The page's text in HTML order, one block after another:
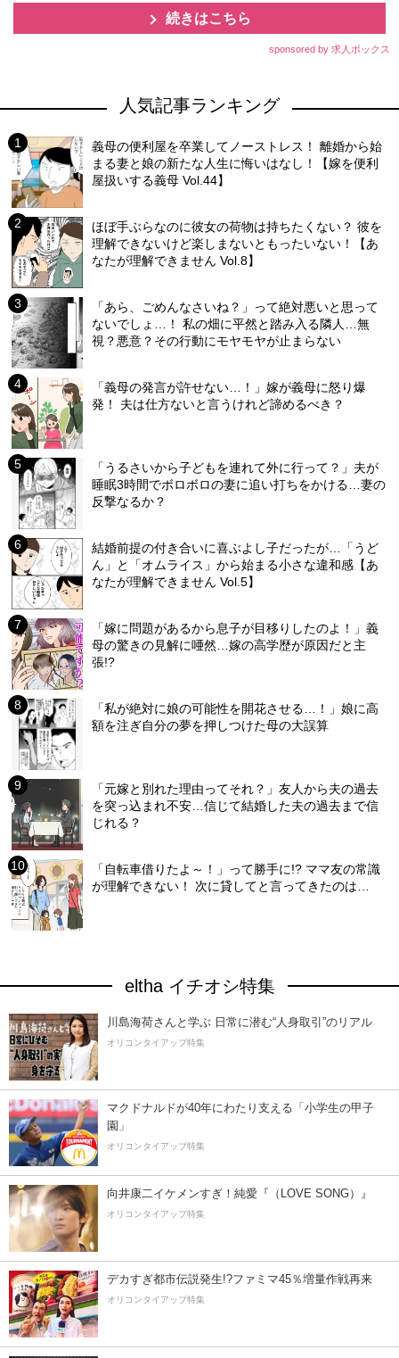
続きはこちら
sponsored by 求人ボックス
人気記事ランキング
義母の便利屋を卒業してノーストレス！ 離婚から始
まる妻と娘の新たな人生に悔いはなし！【嫁を便利
屋扱いする義母 Vol.44】
ほぼ手ぶらなのに彼女の荷物は持ちたくない？ 彼を
理解できないけど楽しまないともったいない！【あ
なたが理解できません Vol.8】
「あら、ごめんなさいね？」って絶対悪いと思って
ないでしょ…！ 私の畑に平然と踏み入る隣人…無
視？悪意？その行動にモヤモヤが止まらない
「義母の発言が許せない…！」嫁が義母に怒り爆
発！ 夫は仕方ないと言うけれど諦めるべき？
「うるさいから子どもを連れて外に行って？」夫が
睡眠3時間でボロボロの妻に追い打ちをかける…妻の
反撃なるか？
結婚前提の付き合いに喜ぶよし子だったが…「うど
ん」と「オムライス」から始まる小さな違和感【あ
なたが理解できません Vol.5】
「嫁に問題があるから息子が目移りしたのよ！」義
母の驚きの見解に唖然…嫁の高学歴が原因だと主
張!?
「私が絶対に娘の可能性を開花させる…！」娘に高
額を注ぎ自分の夢を押しつけた母の大誤算
「元嫁と別れた理由ってそれ？」友人から夫の過去
を突っ込まれ不安…信じて結婚した夫の過去まで信
じれる？
「自転車借りたよ～！」って勝手に!? ママ友の常識
が理解できない！ 次に貸してと言ってきたのは…
eltha イチオシ特集
川島海荷さんと学ぶ 日常に潜む“人身取引”のリアル
オリコンタイアップ特集
マクドナルドが40年にわたり支える「小学生の甲子
園」
オリコンタイアップ特集
向井康二イケメンすぎ！純愛『（LOVE SONG）』
オリコンタイアップ特集
デカすぎ都市伝説発生!?ファミマ45％増量作戦再来
オリコンタイアップ特集